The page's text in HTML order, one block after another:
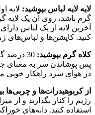
لایه لایه لباس بپوشید: لایه
گرم باشد، روی آن یک لایه
آخرین لایه از یک لباس
کنید. کاپشن‌ها و لباس‌های
کلاه گرم بپوشید:
30
پس پوشاندن سر به معنای
در هوای سرد راهکار خوبی
از کربوهیدرات‌ها و چربی‌ها
رژیم را کنار بگذارید و از
استفاده کنید. دانه‌های